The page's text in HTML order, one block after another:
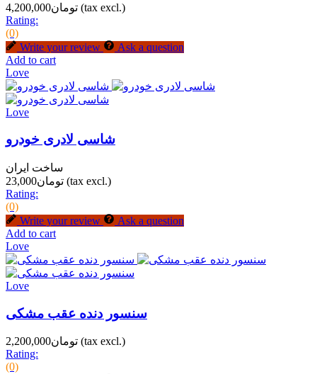
تومان4,200,000 (tax excl.)
Rating:
(0)
Write your review
Ask a question
Add to cart
Love
Love
شاسی لادری خودرو
ساخت ایران
تومان23,000 (tax excl.)
Rating:
(0)
Write your review
Ask a question
Add to cart
Love
Love
سنسور دنده عقب مشکی
تومان2,200,000 (tax excl.)
Rating:
(0)